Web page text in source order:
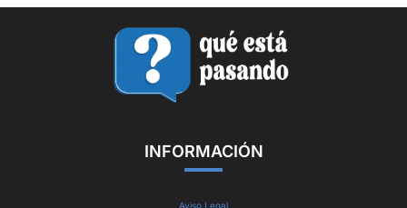
INFORMACIÓN
Aviso Legal